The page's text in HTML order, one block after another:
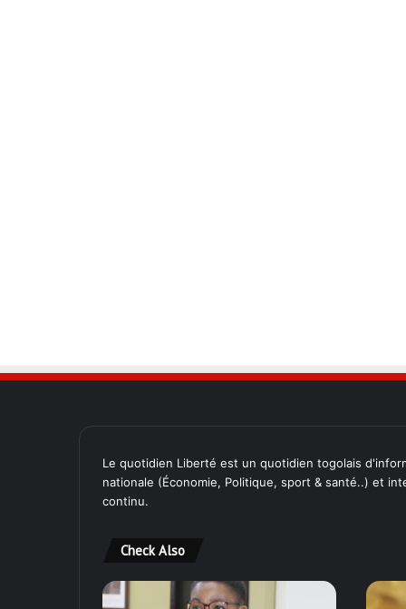
Le quotidien Liberté est un quotidien togolais
nationale (Économie, Politique, sport & santé..) et
continu.
Check Also